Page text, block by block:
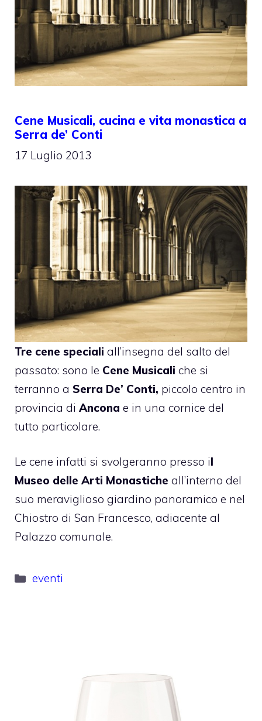
Cene Musicali, cucina e vita monastica a
Serra de’ Conti
17 Luglio 2013
Tre cene speciali all’insegna del salto del
passato: sono le Cene Musicali che si
terranno a Serra De’ Conti, piccolo centro in
provincia di Ancona e in una cornice del
tutto particolare.
Le cene infatti si svolgeranno presso il
Museo delle Arti Monastiche all’interno del
suo meraviglioso giardino panoramico e nel
Chiostro di San Francesco, adiacente al
Palazzo comunale.
Categorie
eventi